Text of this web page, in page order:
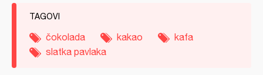
TAGOVI
čokolada kakao
kafa
slatka pavlaka